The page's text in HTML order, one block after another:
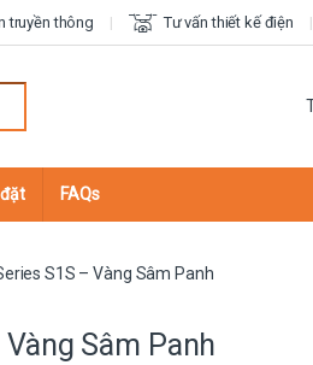
truyền thông Tư vấn thiết kế điện
FAQs
S1S – Vàng Sâm Panh
Sâm Panh